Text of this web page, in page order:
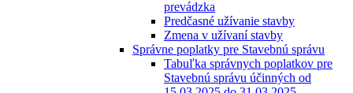
prevádzka
Predčasné užívanie stavby
Zmena v užívaní stavby
Správne poplatky pre Stavebnú správu
Tabuľka správnych poplatkov pre
Stavebnú správu účinných od